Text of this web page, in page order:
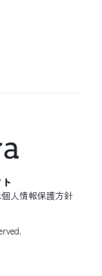
個人情報保護方針